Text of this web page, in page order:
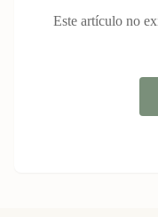
Este artículo no